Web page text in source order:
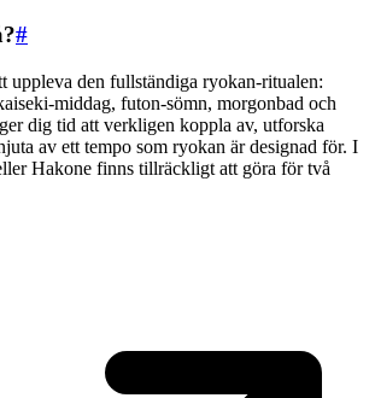
#
uppleva den fullständiga ryokan-ritualen:
middag, futon-sömn, morgonbad och
ger dig tid att verkligen koppla av, utforska
av ett tempo som ryokan är designad för. I
Hakone finns tillräckligt att göra för två